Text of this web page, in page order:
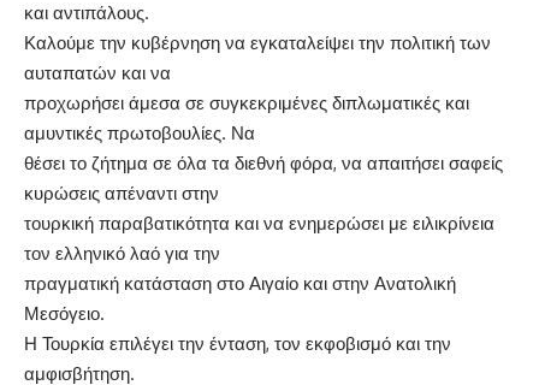
και αντιπάλους.
Καλούμε την κυβέρνηση να εγκαταλείψει την πολιτική των
αυταπατών και να
προχωρήσει άμεσα σε συγκεκριμένες διπλωματικές και
αμυντικές πρωτοβουλίες. Να
θέσει το ζήτημα σε όλα τα διεθνή φόρα, να απαιτήσει σαφείς
κυρώσεις απέναντι στην
τουρκική παραβατικότητα και να ενημερώσει με ειλικρίνεια
τον ελληνικό λαό για την
πραγματική κατάσταση στο Αιγαίο και στην Ανατολική
Μεσόγειο.
Η Τουρκία επιλέγει την ένταση, τον εκφοβισμό και την
αμφισβήτηση.